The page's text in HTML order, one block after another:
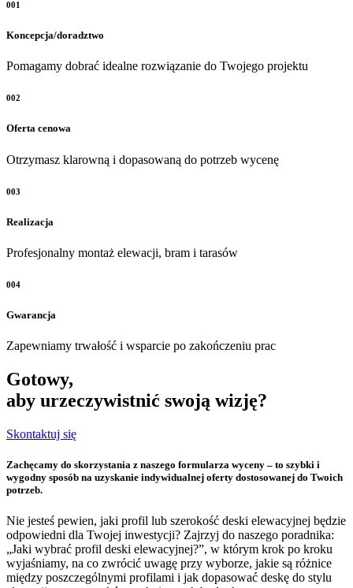
001
Koncepcja/doradztwo
Pomagamy dobrać idealne rozwiązanie do Twojego projektu
002
Oferta cenowa
Otrzymasz klarowną i dopasowaną do potrzeb wycenę
003
Realizacja
Profesjonalny montaż elewacji, bram i tarasów
004
Gwarancja
Zapewniamy trwałość i wsparcie po zakończeniu prac
Gotowy,
aby urzeczywistnić swoją wizję?
Skontaktuj się
Zachęcamy do skorzystania z naszego formularza wyceny – to szybki i
wygodny sposób na uzyskanie indywidualnej oferty dostosowanej do Twoich
potrzeb.
Nie jesteś pewien, jaki profil lub szerokość deski elewacyjnej będzie
odpowiedni dla Twojej inwestycji? Zajrzyj do naszego poradnika:
„Jaki wybrać profil deski elewacyjnej?”, w którym krok po kroku
wyjaśniamy, na co zwrócić uwagę przy wyborze, jakie są różnice
między poszczególnymi profilami i jak dopasować deskę do stylu